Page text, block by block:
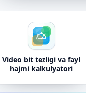
Video bit tezligi va fayl
hajmi kalkulyatori